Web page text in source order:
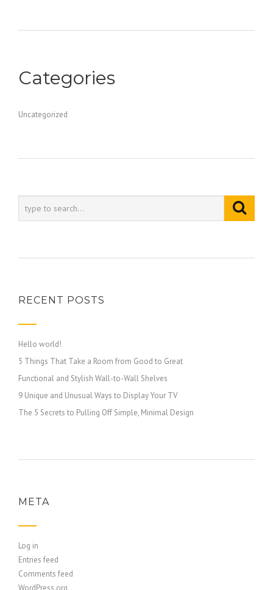
Categories
Uncategorized
RECENT POSTS
Hello world!
5 Things That Take a Room from Good to Great
Functional and Stylish Wall-to-Wall Shelves
9 Unique and Unusual Ways to Display Your TV
The 5 Secrets to Pulling Off Simple, Minimal Design
META
Log in
Entries feed
Comments feed
WordPress.org